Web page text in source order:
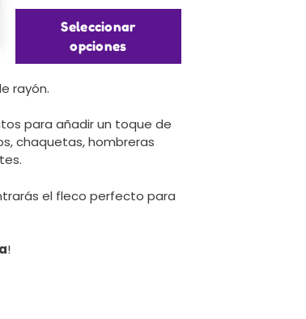
Seleccionar
opciones
rayón.
para añadir un toque de
chaquetas, hombreras
el fleco perfecto para
!